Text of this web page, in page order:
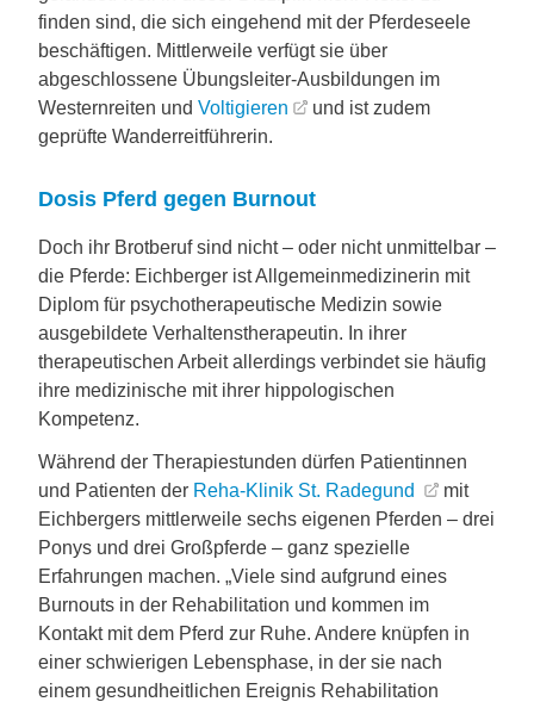
finden sind, die sich eingehend mit der Pferdeseele
beschäftigen. Mittlerweile verfügt sie über
abgeschlossene Übungsleiter-Ausbildungen im
Westernreiten und Voltigieren
und ist zudem
geprüfte Wanderreitführerin.
Dosis Pferd gegen Burnout
Doch ihr Brotberuf sind nicht – oder nicht unmittelbar –
die Pferde: Eichberger ist Allgemeinmedizinerin mit
Diplom für psychotherapeutische Medizin sowie
ausgebildete Verhaltenstherapeutin. In ihrer
therapeutischen Arbeit allerdings verbindet sie häufig
ihre medizinische mit ihrer hippologischen
Kompetenz.
Während der Therapiestunden dürfen Patientinnen
und Patienten der Reha-Klinik St. Radegund
mit
Eichbergers mittlerweile sechs eigenen Pferden – drei
Ponys und drei Großpferde – ganz spezielle
Erfahrungen machen. „Viele sind aufgrund eines
Burnouts in der Rehabilitation und kommen im
Kontakt mit dem Pferd zur Ruhe. Andere knüpfen in
einer schwierigen Lebensphase, in der sie nach
einem gesundheitlichen Ereignis Rehabilitation